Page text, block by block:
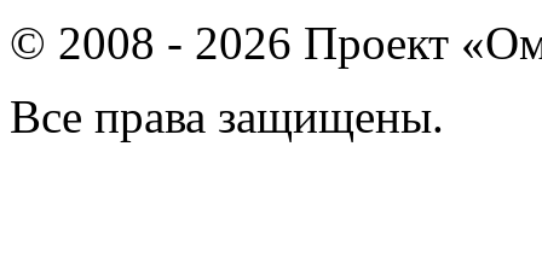
© 2008 - 2026 Проект
Все права защищены.